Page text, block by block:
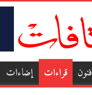
فنون قراءات إضاءات